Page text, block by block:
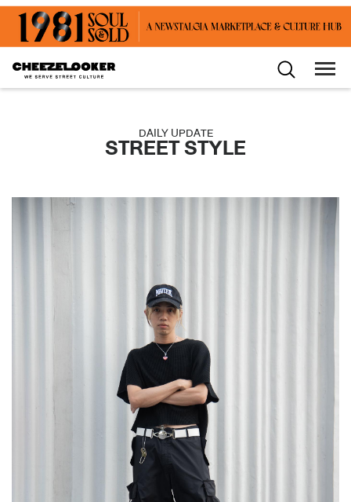
DAILY UPDATE
STREET STYLE